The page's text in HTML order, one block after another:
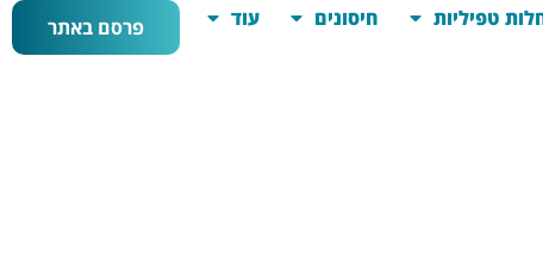
טפיליות חיסונים עוד פרסם באתר